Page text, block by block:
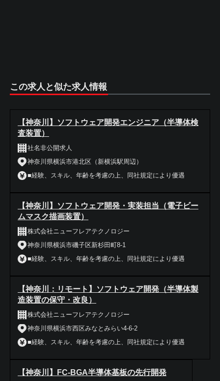
この求人と似た求人情報
【神奈川】ソフトウェア開発エンジニア（半導体検
査装置）
社名非公開求人
神奈川県横浜市港北区（新横浜駅周辺）
■経験、スキル、年齢を考慮の上、同社規定により優遇
【神奈川】ソフトウェア開発・実装担当（電子ビー
ムマスク描画装置）
株式会社ニューフレアテクノロジー
神奈川県横浜市磯子区新杉田町8-1
■経験、スキル、年齢を考慮の上、同社規定により優遇
【神奈川：リモート】ソフトウェア開発（半導体製
造装置の保守・改良）
株式会社ニューフレアテクノロジー
神奈川県横浜市西区みなとみらい4‐6‐2
■経験、スキル、年齢を考慮の上、同社規定により優遇
【神奈川】FC-BGA半導体基板の先行開発